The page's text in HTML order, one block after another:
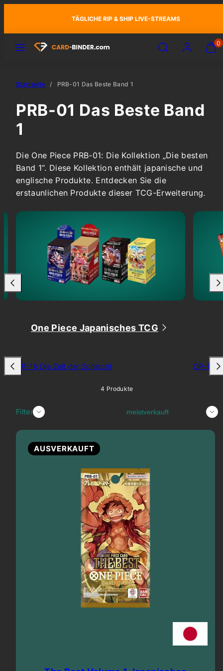
springen
TÄGLICHE RIP & SHIP LIVE-STREAMS
Speisekarte Suchen Konto
))
0
Startseite PRB-01 Das Beste Band 1
PRB-01 Das Beste Band
1
Die One Piece PRB-01: Die Kollektion „Die besten
Band 1“. Diese Kollektion enthält japanische und
englische Produkte. Entdecken Sie die
erstaunlichen Produkte dieser TCG-Erweiterung.
One Piece Japanisches TCG
OP-16 Die Zeit der Schlacht OP-15
4 Produkte
Filter Sortieren
AUSVERKAUFT